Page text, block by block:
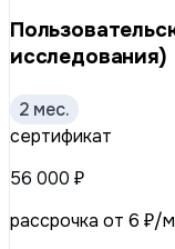
исследования)
2 мес.
сертификат
56 000 ₽
рассрочка от 6 ₽/